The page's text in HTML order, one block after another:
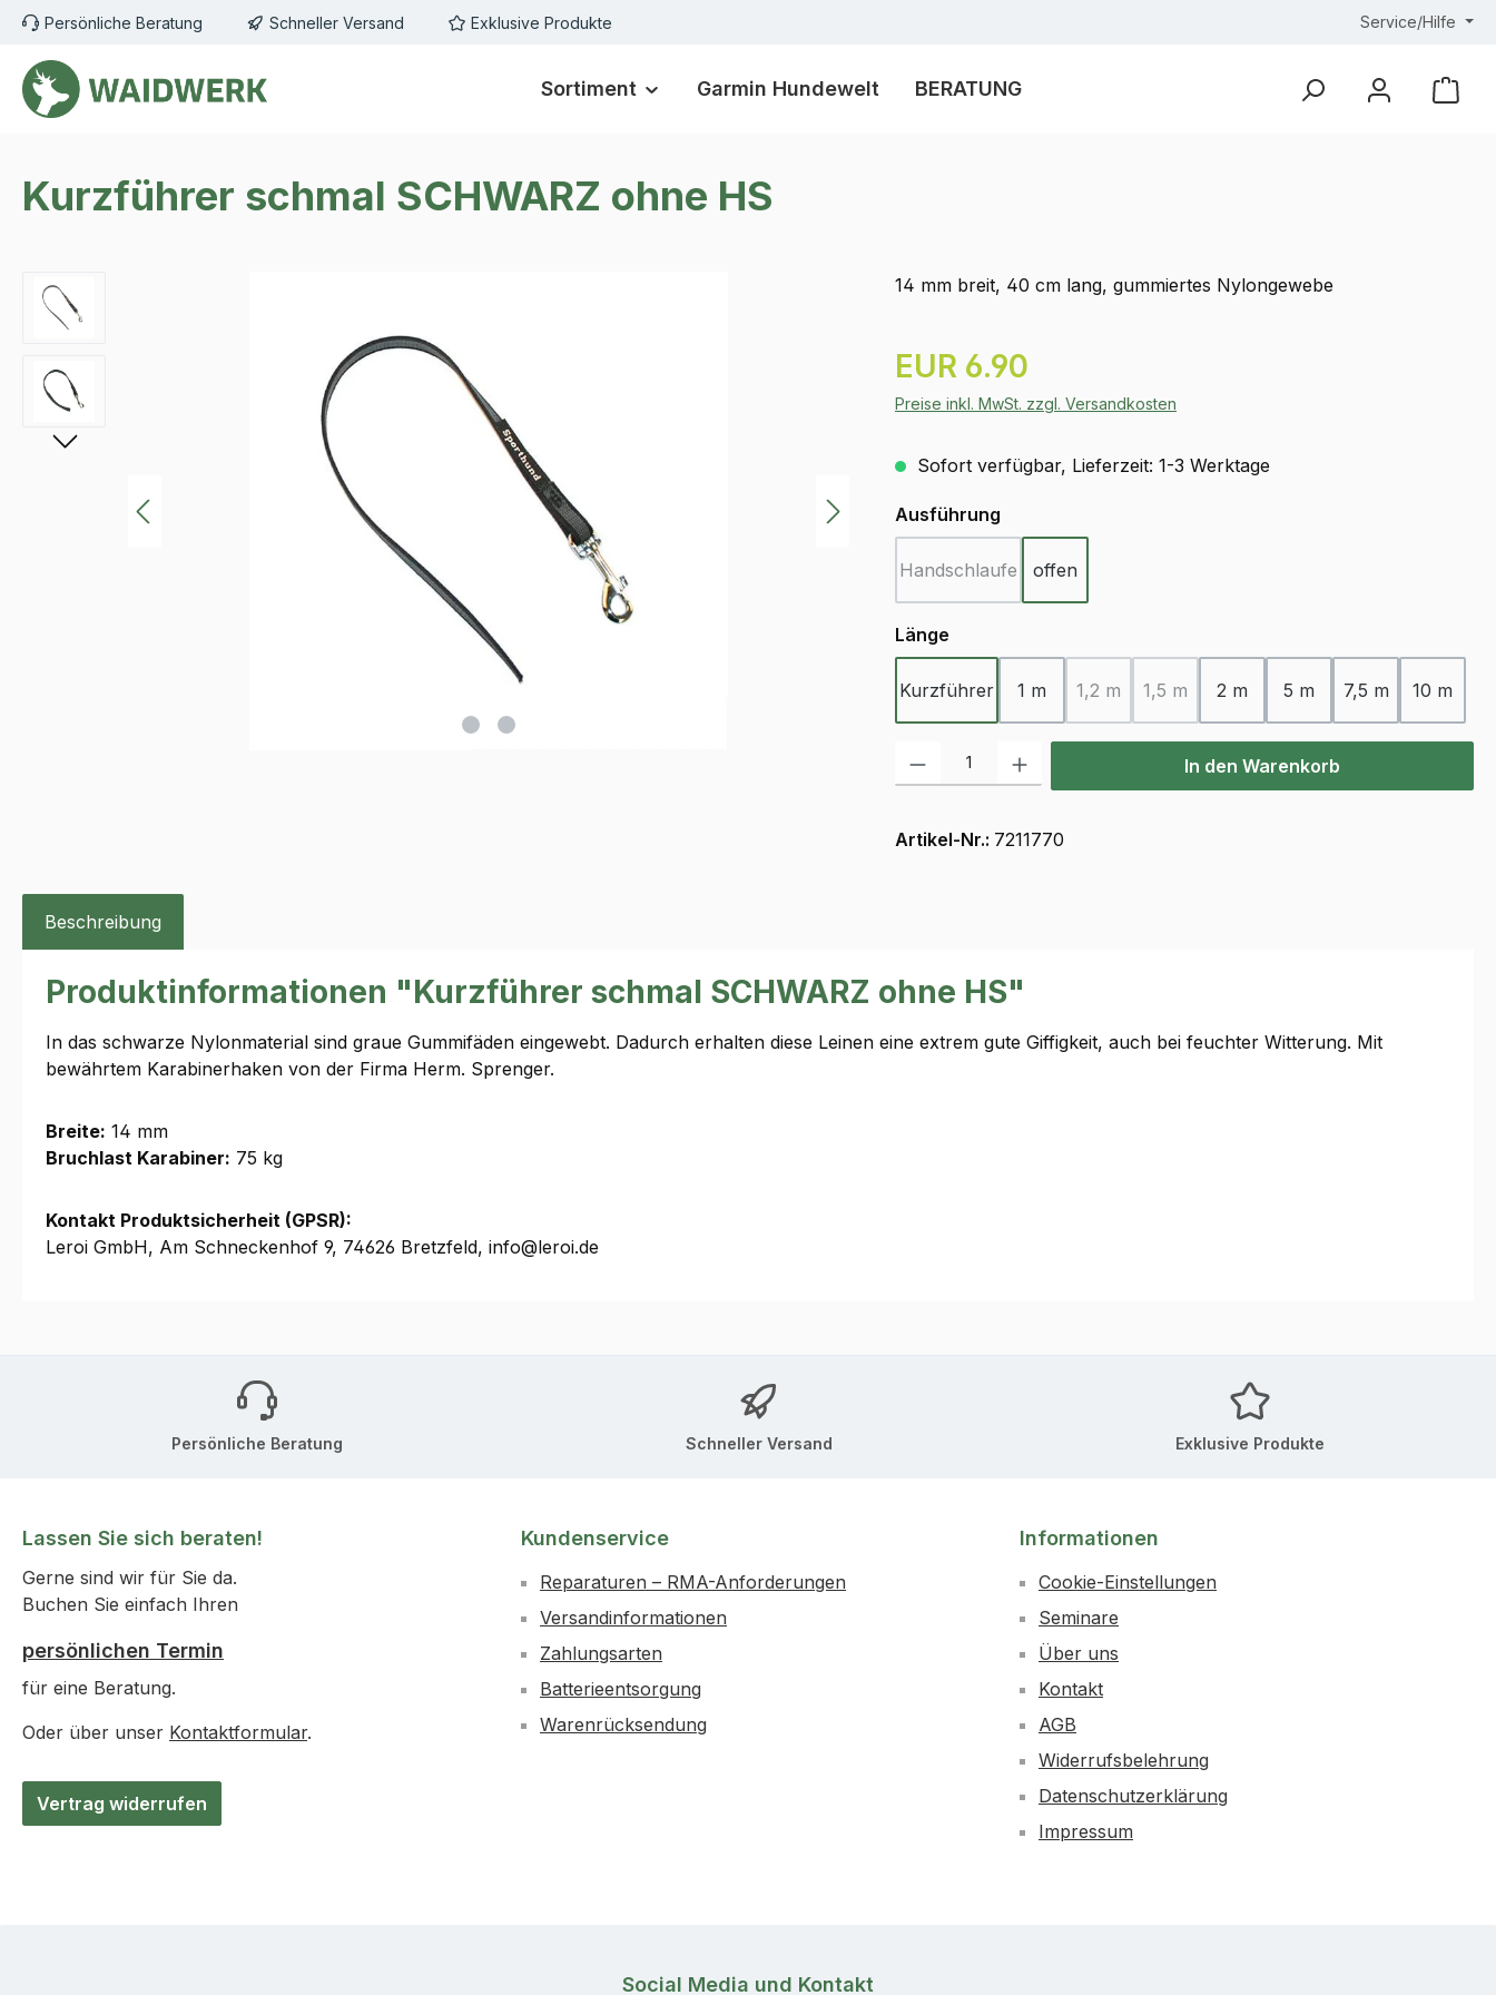
Hauptinhalt springen
Zur Suche springen
Zur Hauptnavigation springen
Persönliche Beratung Schneller Versand Exklusive Produkte Service/Hilfe
Sortiment Garmin Hundewelt BERATUNG
Kurzführer schmal SCHWARZ ohne HS
Bildergalerie überspringen 14 mm breit, 40 cm lang, gummiertes Nylongewebe
Regulärer Preis:
EUR 6.90
Preise inkl. MwSt. zzgl. Versandkosten
Sofort verfügbar, Lieferzeit: 1-3 Werktage
Ausführung
Handschlaufe
(Diese Option ist zurzeit nicht verfügbar.)
offen
Länge
Kurzführer 1 m 1,2 m
(Diese Option ist zurzeit nicht verfügbar.)
1,5 m
(Diese Option ist zurzeit nicht verfügbar.)
2 m 5 m 7,5 m 10 m
Produkt Anzahl: Gib den gewünschten Wert ein oder benutze die Schaltflächen
In den Warenkorb
Artikel-Nr.: 7211770
Beschreibung
Produktinformationen "Kurzführer schmal SCHWARZ ohne HS"
In das schwarze Nylonmaterial sind graue Gummifäden eingewebt. Dadurch erhalten diese Leinen eine extrem gute Giffigkeit, auch bei feuchter Witterung. Mit
bewährtem Karabinerhaken von der Firma Herm. Sprenger.
Breite: 14 mm
Bruchlast Karabiner: 75 kg
Kontakt Produktsicherheit (GPSR):
Leroi GmbH, Am Schneckenhof 9, 74626 Bretzfeld, info@leroi.de
Persönliche Beratung Schneller Versand Exklusive Produkte
Lassen Sie sich beraten!
Gerne sind wir für Sie da.
Buchen Sie einfach Ihren
persönlichen Termin
für eine Beratung.
Oder über unser Kontaktformular.
Vertrag widerrufen
Kundenservice
Reparaturen – RMA-Anforderungen
Versandinformationen
Zahlungsarten
Batterieentsorgung
Warenrücksendung
Informationen
Cookie-Einstellungen
Seminare
Über uns
Kontakt
AGB
Widerrufsbelehrung
Datenschutzerklärung
Impressum
Social Media und Kontakt